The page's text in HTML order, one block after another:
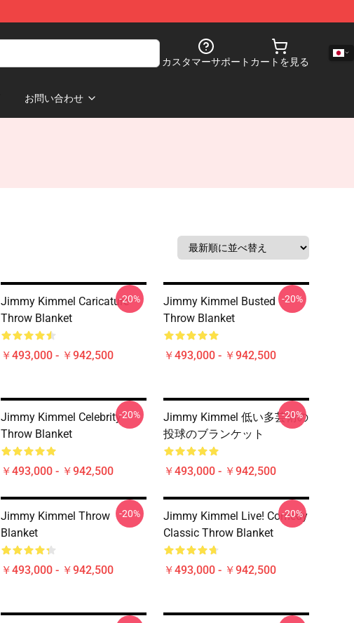
カスタマーサポート カートを見る
お問い合わせ
Jimmy Kimmel Caricature
Throw Blanket
￥493,000 - ￥942,500
-20%
Jimmy Kimmel Busted
Throw Blanket
￥493,000 - ￥942,500
-20%
Jimmy Kimmel Celebrity
Throw Blanket
￥493,000 - ￥942,500
-20%
Jimmy Kimmel 低い多芸術の
投球のブランケット
￥493,000 - ￥942,500
-20%
Jimmy Kimmel Throw
Blanket
￥493,000 - ￥942,500
-20%
Jimmy Kimmel Live! Comedy
Classic Throw Blanket
￥493,000 - ￥942,500
-20%